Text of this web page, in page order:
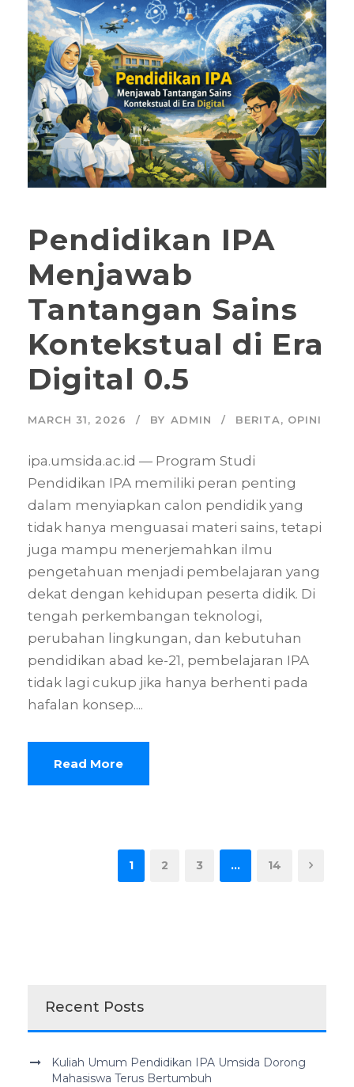
Pendidikan IPA
Menjawab
Tantangan Sains
Kontekstual di Era
Digital 0.5
MARCH 31, 2026 BY ADMIN BERITA, OPINI
ipa.umsida.ac.id — Program Studi
Pendidikan IPA memiliki peran penting
dalam menyiapkan calon pendidik yang
tidak hanya menguasai materi sains, tetapi
juga mampu menerjemahkan ilmu
pengetahuan menjadi pembelajaran yang
dekat dengan kehidupan peserta didik. Di
tengah perkembangan teknologi,
perubahan lingkungan, dan kebutuhan
pendidikan abad ke-21, pembelajaran IPA
tidak lagi cukup jika hanya berhenti pada
hafalan konsep....
Read More
1 2 3 … 14
Recent Posts
Kuliah Umum Pendidikan IPA Umsida Dorong
Mahasiswa Terus Bertumbuh